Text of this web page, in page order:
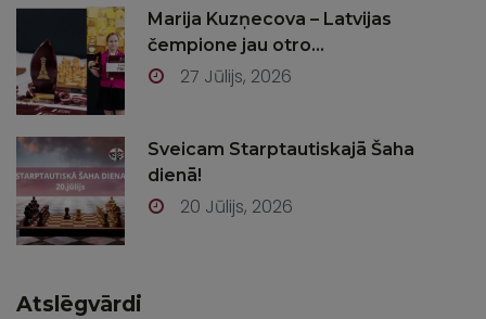
Marija Kuzņecova – Latvijas
čempione jau otro...
27 Jūlijs, 2026
Sveicam Starptautiskajā Šaha
dienā!
20 Jūlijs, 2026
Atslēgvārdi